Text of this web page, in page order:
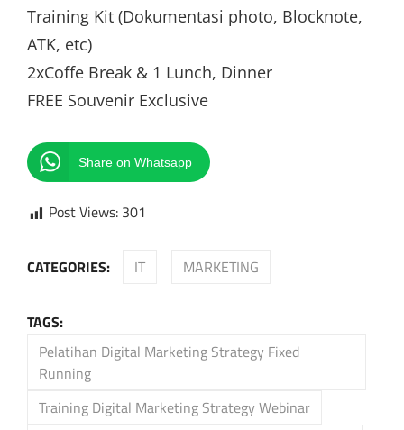
Training Kit (Dokumentasi photo, Blocknote,
ATK, etc)
2xCoffe Break & 1 Lunch, Dinner
FREE Souvenir Exclusive
Share on Whatsapp
Post Views: 301
CATEGORIES: IT MARKETING
TAGS:
Pelatihan Digital Marketing Strategy Fixed
Running
Training Digital Marketing Strategy Webinar